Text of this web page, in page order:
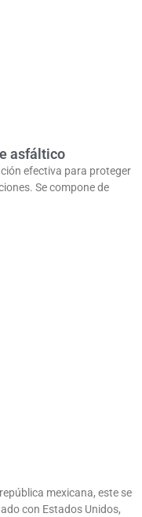
asfáltico
efectiva para proteger
Se compone de
mexicana, este se
con Estados Unidos,